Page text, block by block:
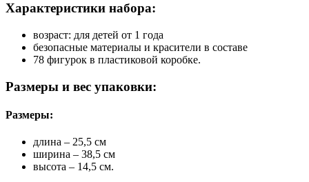
Характеристики набора:
возраст: для детей от 1 года
безопасные материалы и красители в составе
78 фигурок в пластиковой коробке.
Размеры и вес упаковки:
Размеры:
длина – 25,5 см
ширина – 38,5 см
высота – 14,5 см.